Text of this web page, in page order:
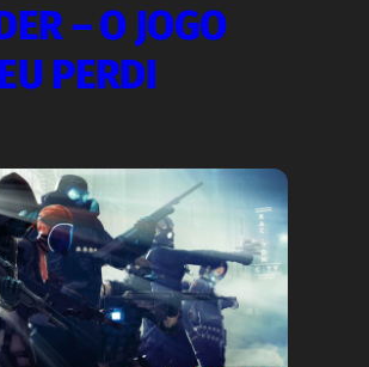
– O JOGO
PERDI